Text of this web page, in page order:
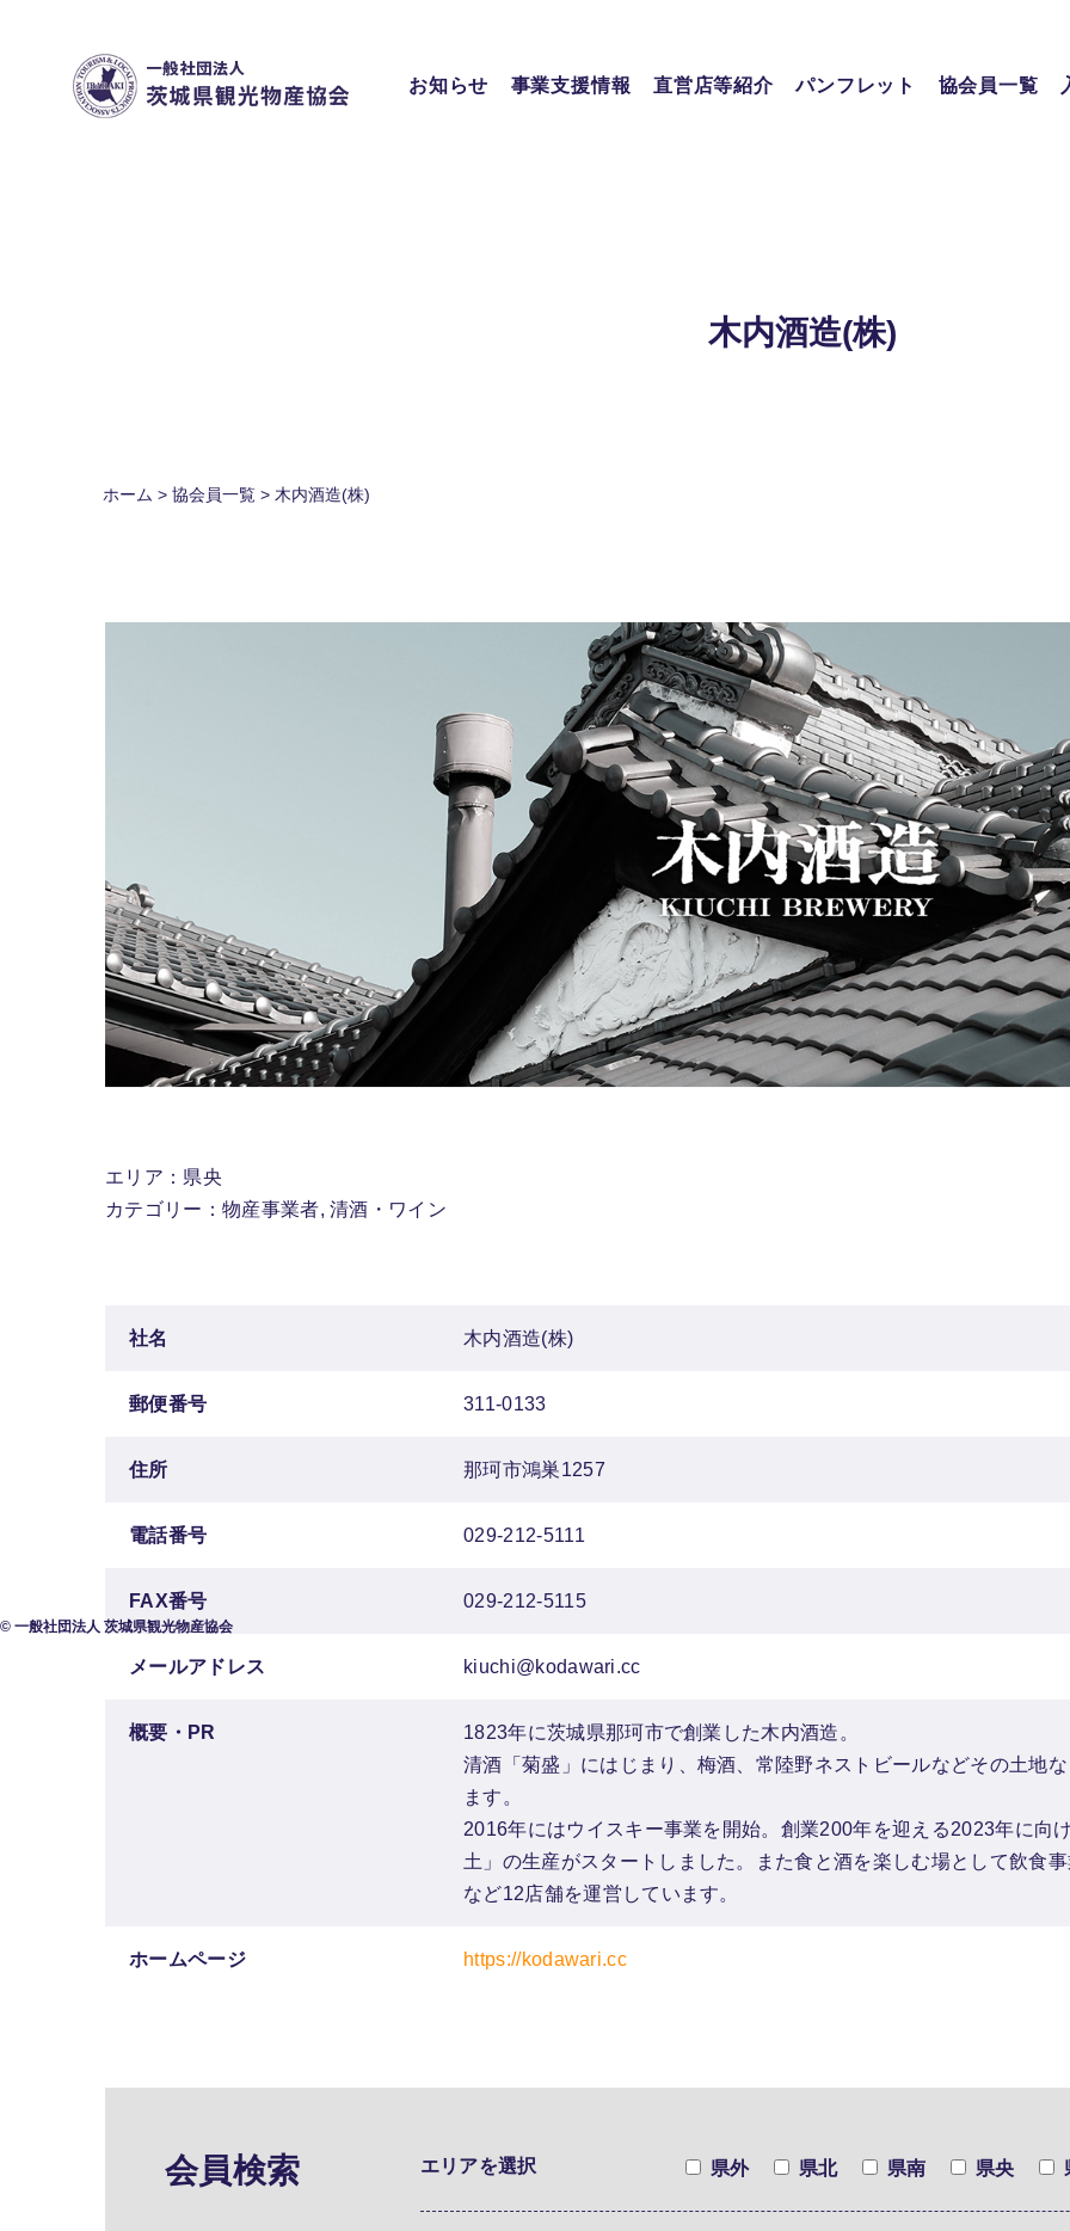
content
お知らせ
事業支援情報 直営店等紹介 パンフレット 協会員一覧
木内酒造(株)
ホーム > 協会員一覧 > 木内酒造(株)
エリア：県央
カテゴリー：物産事業者, 清酒・ワイン
社名 木内酒造(株)
郵便番号 311-0133
住所 那珂市鴻巣1257
電話番号 029-212-5111
FAX番号 029-212-5115
メールアドレス kiuchi@kodawari.cc
概要・PR
1823年に茨城県那珂市で創業した木内酒造。
清酒「菊盛」にはじまり、梅酒、常陸野ネストビールなどその土地
ます。
2016年にはウイスキー事業を開始。創業200年を迎える2023年に向
土」の生産がスタートしました。また食と酒を楽しむ場として飲食
など12店舗を運営しています。
ホームページ https://kodawari.cc
会員検索 エリアを選択 県外 県北 県南 県央
© 一般社団法人 茨城県観光物産協会